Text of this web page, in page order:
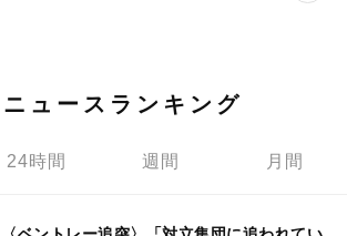
ニュースランキング
24時間 週間 月間